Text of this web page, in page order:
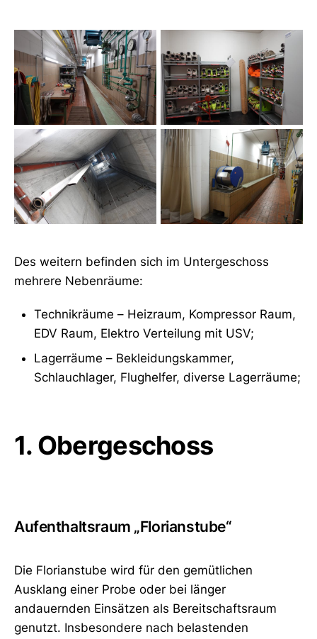
Des weitern befinden sich im Untergeschoss
mehrere Nebenräume:
Technikräume – Heizraum, Kompressor Raum,
EDV Raum, Elektro Verteilung mit USV;
Lagerräume – Bekleidungskammer,
Schlauchlager, Flughelfer, diverse Lagerräume;
1. Obergeschoss
Aufenthaltsraum „Florianstube“
Die Florianstube wird für den gemütlichen
Ausklang einer Probe oder bei länger
andauernden Einsätzen als Bereitschaftsraum
genutzt. Insbesondere nach belastenden